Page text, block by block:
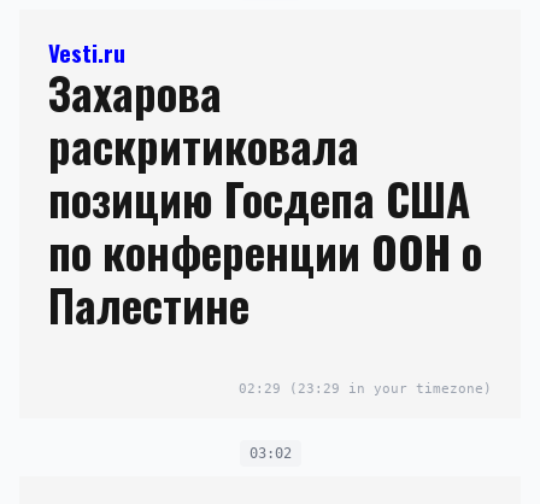
Vesti.ru
Захарова
раскритиковала
позицию Госдепа США
по конференции ООН о
Палестине
02:29 (23:29 in your timezone)
03:02